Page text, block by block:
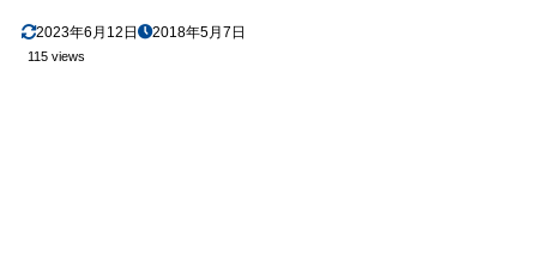
2023年6月12日 2018年5月7日
115 views